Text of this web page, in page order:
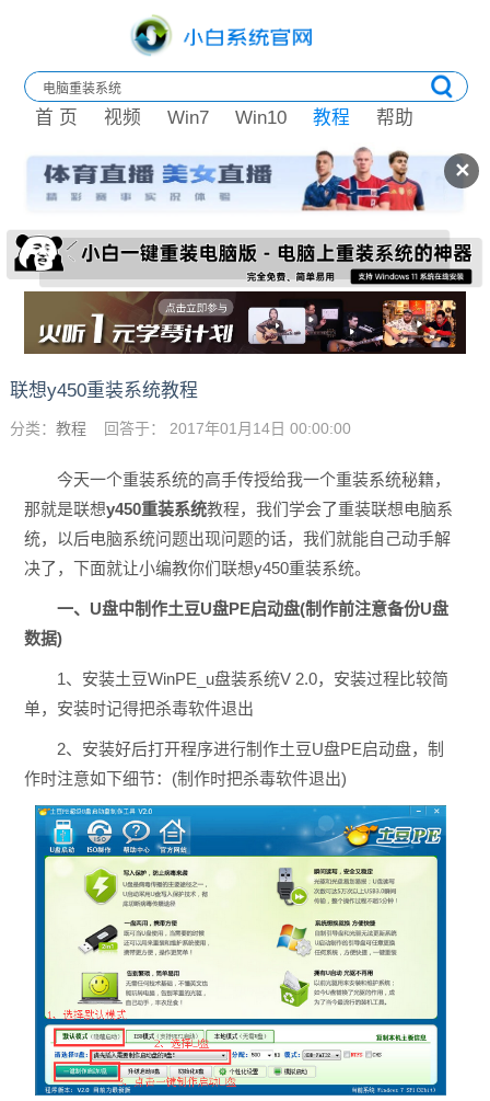
✕
首 页 视频 Win7 Win10 教程 帮助
联想y450重装系统教程
分类： 教程 回答于： 2017年01月14日 00:00:00
今天一个重装系统的高手传授给我一个重装系统秘籍，
那就是联想y450重装系统教程，我们学会了重装联想电脑系
统，以后电脑系统问题出现问题的话，我们就能自己动手解
决了，下面就让小编教你们联想y450重装系统。
一、U盘中制作土豆U盘PE启动盘(制作前注意备份U盘
数据)
1、安装土豆WinPE_u盘装系统V 2.0，安装过程比较简
单，安装时记得把杀毒软件退出
2、安装好后打开程序进行制作土豆U盘PE启动盘，制
作时注意如下细节：(制作时把杀毒软件退出)